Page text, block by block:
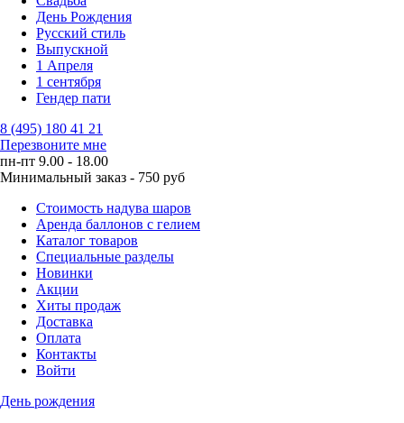
День Рождения
Русский стиль
Выпускной
1 Апреля
1 сентября
Гендер пати
8 (495) 180 41 21
Перезвоните мне
пн-пт 9.00 - 18.00
Минимальный заказ - 750 руб
Стоимость надува шаров
Аренда баллонов с гелием
Каталог товаров
Специальные разделы
Новинки
Акции
Хиты продаж
Доставка
Оплата
Контакты
Войти
День рождения